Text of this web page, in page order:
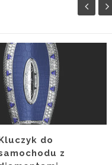
do
z